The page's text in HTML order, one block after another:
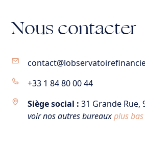
Nous contacter
+33 1 84 80 00 44
Siège social : 31 Grande Rue,
voir nos autres bureauxplus bas